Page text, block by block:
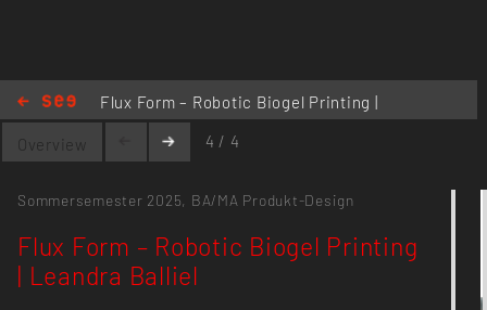
Flux Form – Robotic Biogel Printing |
Leandra Balliel
Overview
4 / 4
Sommersemester 2025, BA/MA Produkt-Design
Flux Form – Robotic Biogel Printing
| Leandra Balliel